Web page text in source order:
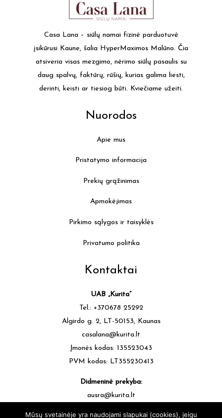
Casa Lana – siūlų namai fizinė parduotuvė
įsikūrusi Kaune, šalia HyperMaximos Malūno. Čia
atsiveria visas mezgimo, nėrimo siūlų pasaulis su
daug spalvų, faktūrų, rūšių, kurias galima liesti,
derinti, keisti ar tiesiog būti. Kviečiame užeiti.
Nuorodos
Apie mus
Pristatymo informacija
Prekių grąžinimas
Apmokėjimas
Pirkimo sąlygos ir taisyklės
Privatumo politika
Kontaktai
UAB „Kurita”
Tel.: +370678 25292
Algirdo g. 2, LT-50153, Kaunas
casalana@kurita.lt
Įmonės kodas: 135523043
PVM kodas: LT355230413
Didmeninė prekyba:
ausra@kurita.lt
Mūsų svetainėje yra naudojami slapukai (cookies), jeigu